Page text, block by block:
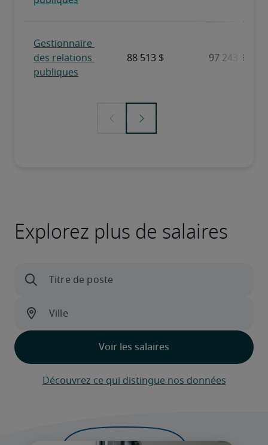
Explorez plus de salaires
Découvrez ce qui distingue nos données